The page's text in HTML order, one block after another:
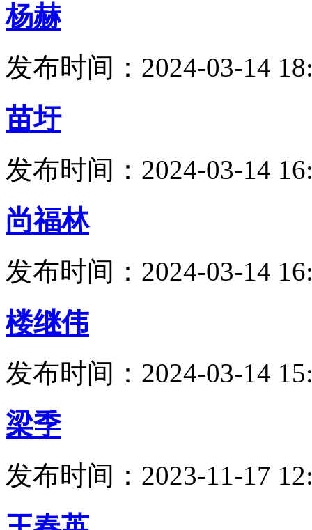
杨赫
发布时间：2024-03-14
苗圩
发布时间：2024-03-14
尚福林
发布时间：2024-03-14
楼继伟
发布时间：2024-03-14
梁季
发布时间：2023-11-17